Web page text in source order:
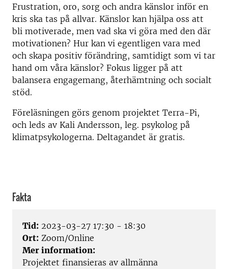
Frustration, oro, sorg och andra känslor inför en
kris ska tas på allvar. Känslor kan hjälpa oss att
bli motiverade, men vad ska vi göra med den där
motivationen? Hur kan vi egentligen vara med
och skapa positiv förändring, samtidigt som vi tar
hand om våra känslor? Fokus ligger på att
balansera engagemang, återhämtning och socialt
stöd.
Föreläsningen görs genom projektet Terra-Pi,
och leds av Kali Andersson, leg. psykolog på
klimatpsykologerna. Deltagandet är gratis.
Fakta
Tid: 2023-03-27 17:30 - 18:30
Ort: Zoom/Online
Mer information:
Projektet finansieras av allmänna